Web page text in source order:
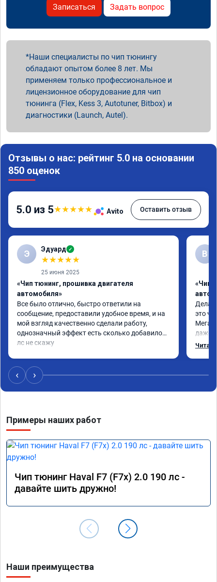
Записаться Задать вопрос
Наши специалисты по чип тюнингу
обладают опытом более 8 лет. Мы
применяем только профессиональное и
лицензионное оборудование для чип
тюнинга (Flex, Kess 3, Autotuner, Bitbox) и
диагностики (Launch, Autel).
Отзывы о нас: рейтинг 5.0 на основании
850 оценок
5.0 из 5★★★★★ Avito Оставить отзыв
Э Эдуард ✓
★★★★★
25 июня 2025
«Чип тюнинг, прошивка двигателя
автомобиля»
Все было отлично, быстро ответили на
сообщение, предоставили удобное время, и на
мой взгляд качественно сделали работу,
однозначный эффект есть сколько добавилось
лс не скажу
В
«Чип
Делал
это
Мега
даже
одно
‹ ›
Примеры наших работ
Чип тюнинг Haval F7 (F7x) 2.0 190 лс -
давайте шить дружно!
Наши преимущества